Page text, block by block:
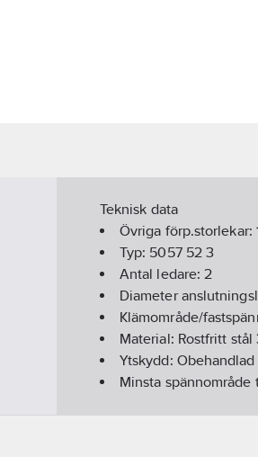
Teknisk data
Övriga förp.storlekar:
Typ: 5057 52 3
Antal ledare:2
Diameter
Klämområde/
Material: Rostfritt stål
Ytskydd: Obehandlad
Minsta spännområde